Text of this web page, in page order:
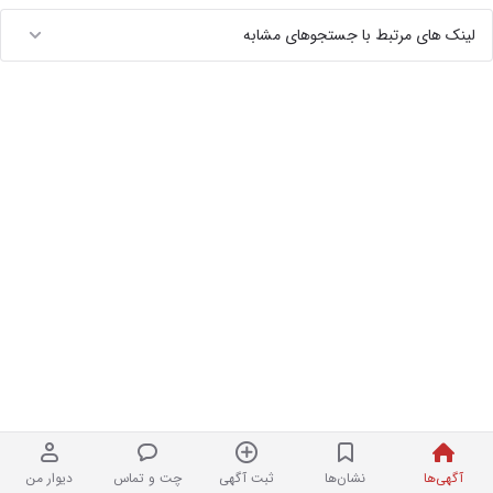
آگهی‌ها نشان‌ها ثبت آگهی چت و تماس دیوار من
لینک های مرتبط با جستجوهای مشابه